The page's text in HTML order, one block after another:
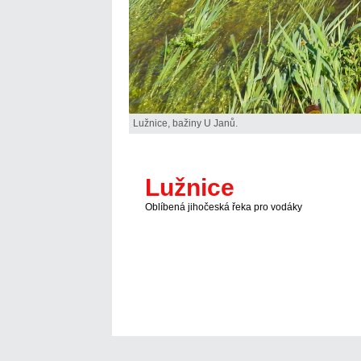
Lužnice, bažiny U Janů.
Lužnice
Oblíbená jihočeská řeka pro vodáky